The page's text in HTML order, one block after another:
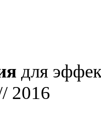
для
2016